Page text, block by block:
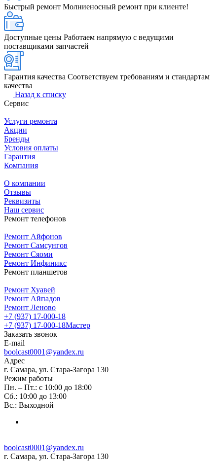
Быстрый ремонт Молниеносный ремонт при клиенте!
Доступные цены Работаем напрямую с ведущими
поставщиками запчастей
Гарантия качества Соответствуем требованиям и стандартам
качества
Назад к списку
Сервис
Услуги ремонта
Акции
Бренды
Условия оплаты
Гарантия
Компания
О компании
Отзывы
Реквизиты
Наш сервис
Ремонт телефонов
Ремонт Айфонов
Ремонт Самсунгов
Ремонт Сяоми
Ремонт Инфиникс
Ремонт планшетов
Ремонт Хуавей
Ремонт Айпадов
Ремонт Леново
+7 (937) 17-000-18
+7 (937) 17-000-18Мастер
Заказать звонок
E-mail
boolcast0001@yandex.ru
Адрес
г. Самара, ул. Стара-Загора 130
Режим работы
Пн. – Пт.: с 10:00 до 18:00
Сб.: 10:00 до 13:00
Вс.: Выходной
boolcast0001@yandex.ru
г. Самара, ул. Стара-Загора 130